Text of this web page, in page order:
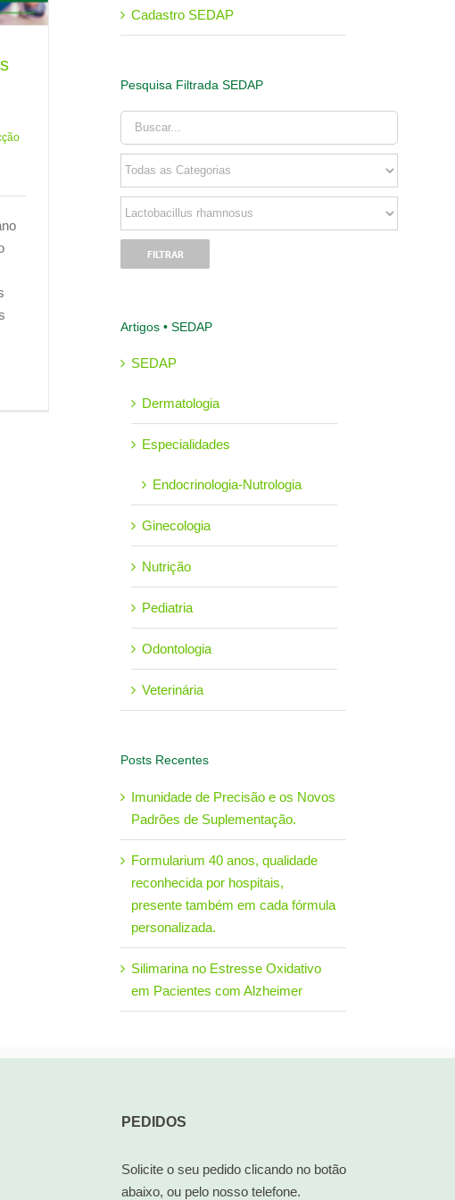
Cadastro SEDAP
Pesquisa Filtrada SEDAP
Artigos • SEDAP
SEDAP
Dermatologia
Especialidades
Endocrinologia-Nutrologia
Ginecologia
Nutrição
Pediatria
Odontologia
Veterinária
Posts Recentes
Imunidade de Precisão e os Novos
Padrões de Suplementação.
Formularium 40 anos, qualidade
reconhecida por hospitais,
presente também em cada fórmula
personalizada.
Silimarina no Estresse Oxidativo
em Pacientes com Alzheimer
PEDIDOS
Solicite o seu pedido clicando no botão
abaixo, ou pelo nosso telefone.